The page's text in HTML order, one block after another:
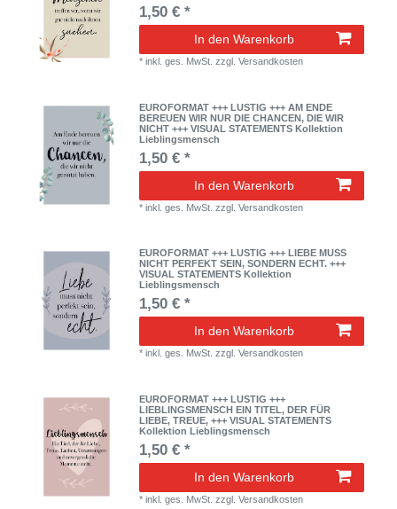
1,50 € *
In den Warenkorb
*inkl. ges. MwSt. zzgl.Versandkosten
EUROFORMAT +++ LUSTIG +++ AM ENDE
BEREUEN WIR NUR DIE CHANCEN, DIE WIR
NICHT +++ VISUAL STATEMENTS Kollektion
Lieblingsmensch
1,50 € *
In den Warenkorb
*inkl. ges. MwSt. zzgl.Versandkosten
EUROFORMAT +++ LUSTIG +++ LIEBE MUSS
NICHT PERFEKT SEIN, SONDERN ECHT. +++
VISUAL STATEMENTS Kollektion
Lieblingsmensch
1,50 € *
In den Warenkorb
*inkl. ges. MwSt. zzgl.Versandkosten
EUROFORMAT +++ LUSTIG +++
LIEBLINGSMENSCH EIN TITEL, DER FÜR
LIEBE, TREUE, +++ VISUAL STATEMENTS
Kollektion Lieblingsmensch
1,50 € *
In den Warenkorb
*inkl. ges. MwSt. zzgl.Versandkosten